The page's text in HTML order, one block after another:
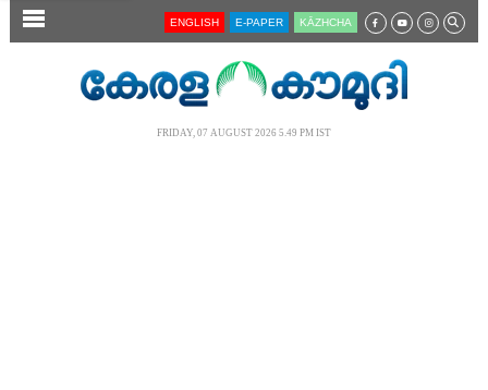
SECTIONS ENGLISH E-PAPER KĀZHCHA
FRIDAY, 07 AUGUST 2026 5.49 PM IST